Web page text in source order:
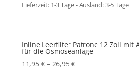
Lieferzeit: 1-3 Tage - Ausland: 3-5 Tage
Inline Leerfilter Patrone 12 Zoll mit
für die Osmoseanlage
11,95 €– 26,95 €